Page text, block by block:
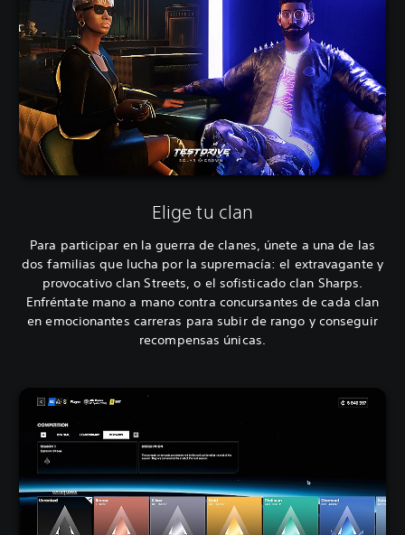
Elige tu clan
Para participar en la guerra de clanes, únete a una de las
dos familias que lucha por la supremacía: el extravagante y
provocativo clan Streets, o el sofisticado clan Sharps.
Enfréntate mano a mano contra concursantes de cada clan
en emocionantes carreras para subir de rango y conseguir
recompensas únicas.